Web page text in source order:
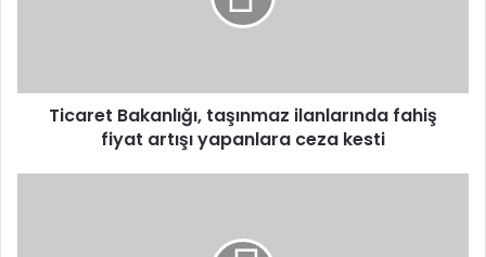
ceza
Ticaret Bakanlığı, taşınmaz ilanlarında fahiş
fiyat artışı yapanlara ceza kesti